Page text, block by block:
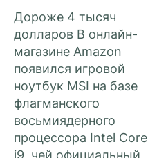
Дороже 4 тысяч
долларов В онлайн-
магазине Amazon
появился игровой
ноутбук MSI на базе
флагманского
восьмиядерного
процессора Intel Core
i9, чей официальный